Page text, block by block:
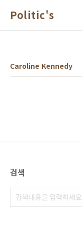
Politic's
Caroline Kennedy
검색